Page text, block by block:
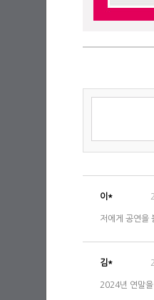
이*
저에게 공연을
김*
2024년 연말